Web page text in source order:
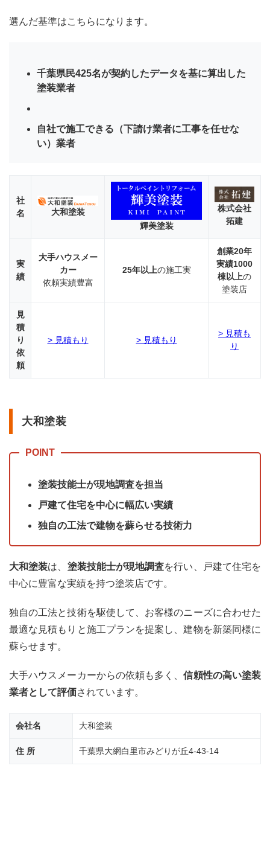
1.1
1.2
輝美
塗装
株式
会社
拓建
業者
を選
自社
って
る塗
装業
探す
2.3
前に
の現
地を
確認
して
業者
を探
優良
でも
りは
選んだ基準はこちらになります。
千葉県民425名が契約したデータを基に算出した
塗装業者
自社で施工できる（下請け業者に工事を任せな
い）業者
社
名
大和塗装
輝美塗装
株式会社
拓建
実
績
大手ハウスメー
カー
依頼実績豊富
25年以上の施工実
創業20年
実績1000
棟以上の
塗装店
見
積
り
依
頼
> 見積もり > 見積もり
> 見積も
り
大和塗装
塗装技能士が現地調査を担当
戸建て住宅を中心に幅広い実績
独自の工法で建物を蘇らせる技術力
大和塗装は、 塗装技能士が現地調査を行い、戸建て住宅を
中心に豊富な実績を持つ塗装店です。
独自の工法と技術を駆使して、お客様のニーズに合わせた
最適な見積もりと施工プランを提案し、建物を新築同様に
蘇らせます。
大手ハウスメーカーからの依頼も多く、信頼性の高い塗装
業者として評価されています。
会社名 大和塗装
住 所 千葉県大網白里市みどりが丘4-43-14